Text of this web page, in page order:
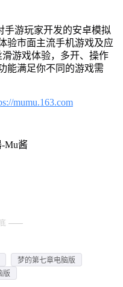
手游玩家开发的安卓模拟
验市面主流手机游戏及应
游戏体验，多开、操作
能满足你不同的游戏需
mumu.163.com
Mu酱
梦的第七章电脑版
版